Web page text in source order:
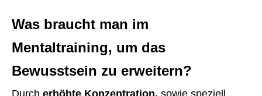
Was braucht man im
Mentaltraining, um das
Bewusstsein zu erweitern?
Durch erhöhte Konzentration, sowie speziell